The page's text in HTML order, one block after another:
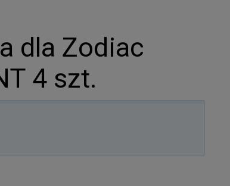
dla Zodiac
4 szt.